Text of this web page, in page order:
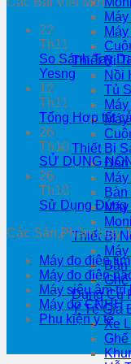
Thiết Bị
Nồi
Tủ
Thiết Bị
Đèn
Bàn
Thiết Bị
Bàn
Ghế
Dụng Cụ
Y Tế Gia
Xe
22
Th11
So Sánh Tay
Yesng
12
Th11
Tổng Hợp tất
26
Th10
SỬ DỤNG
26
Th10
Sử Dụng Đúng
Các Sản Phẩm Hay
Máy đo điện tim
Máy đo điện
Máy siêu âm trị
Máy đo CNHH
Phụ kiện y tế